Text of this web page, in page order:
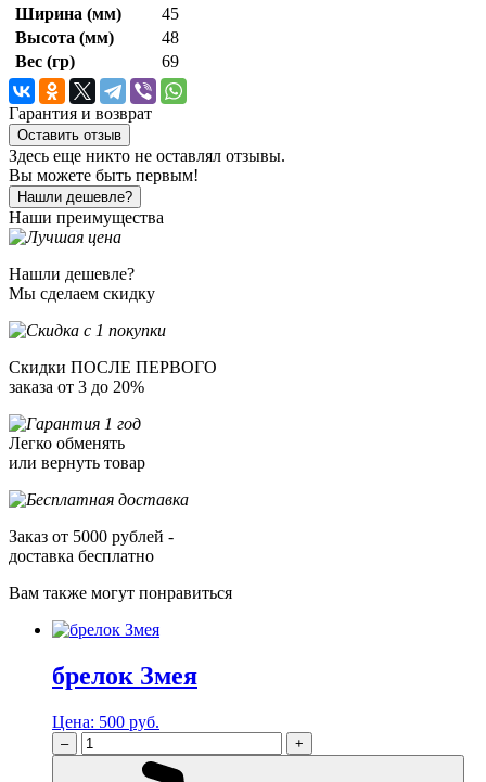
Ширина (мм)
45
Высота (мм)
48
Вес (гр)
69
Гарантия и возврат
Оставить отзыв
Здесь еще никто не оставлял отзывы.
Вы можете быть первым!
Нашли дешевле?
Наши преимущества
Нашли дешевле?
Мы сделаем скидку
Скидки ПОСЛЕ ПЕРВОГО
заказа от 3 до 20%
Легко обменять
или вернуть товар
Заказ от 5000 рублей -
доставка бесплатно
Вам также могут понравиться
брелок Змея
Цена: 500 руб.
– +